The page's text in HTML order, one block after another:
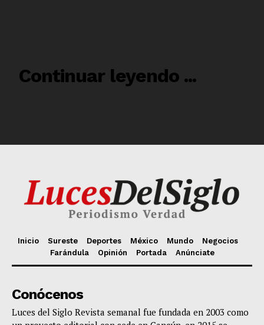
Inicio Sureste Deportes México Mundo
Negocios
Farándula
Opinión Portada Anúnciate
Conócenos
Luces del Siglo Revista semanal fue fundada en 2003 como